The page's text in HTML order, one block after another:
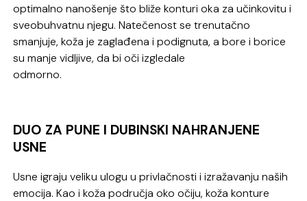
optimalno nanošenje što bliže konturi oka za učinkovitu i
sveobuhvatnu njegu. Natečenost se trenutačno
smanjuje, koža je zaglađena i podignuta, a bore i borice
su manje vidljive, da bi oči izgledale
odmorno.
DUO ZA PUNE I DUBINSKI NAHRANJENE
USNE
Usne igraju veliku ulogu u privlačnosti i izražavanju naših
emocija. Kao i koža područja oko očiju, koža konture